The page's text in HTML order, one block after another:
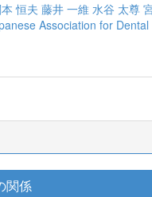
恒夫 藤井 一維 水谷 太尊
Association for
関係